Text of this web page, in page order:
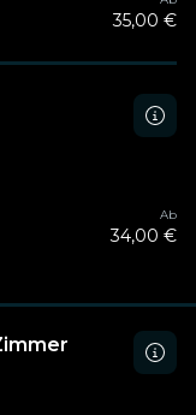
35,00 €
Ab
34,00 €